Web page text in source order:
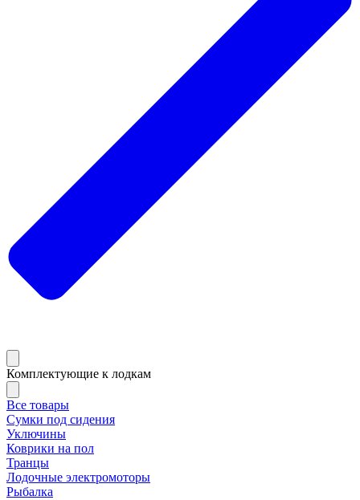
Комплектующие к лодкам
Все товары
Сумки под сидения
Уключины
Коврики на пол
Транцы
Лодочные электромоторы
Рыбалка